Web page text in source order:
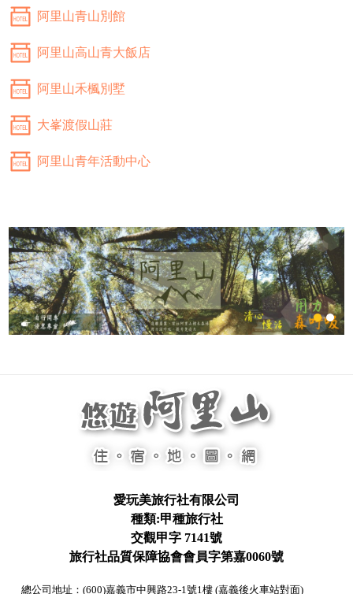
阿里山青山別館
阿里山高山青大飯店
阿里山禾楓別墅
大峯渡假山莊
阿里山青年活動中心
愛玩美旅行社有限公司
種類:甲種旅行社
交觀甲字 7141號
旅行社品質保障協會會員字第嘉0060號
總公司地址：(600)嘉義市中興路23-1號1樓 (嘉義後火車站對面)